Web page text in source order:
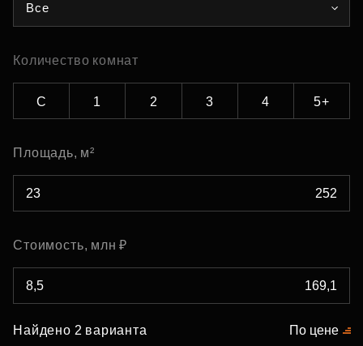
Все
Количество комнат
С 1 2 3 4 5+
Площадь, м²
Стоимость, млн ₽
Найдено 2 варианта По цене